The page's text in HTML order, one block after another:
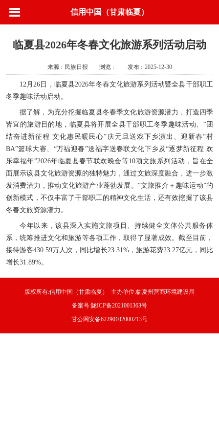
信用中国（甘肃临夏）
临夏县2026年冬春文化旅游系列活动启动
来源 : 民族日报 浏览 : 发布 : 2025-12-30
12月26日，临夏县2026年冬春文化旅游系列活动暨全县干部职工
冬季趣味活动启动。
据了解，为充分挖掘临夏县冬春季文化旅游资源潜力，打造四季
皆宜的旅游目的地，临夏县将开展全县干部职工冬季趣味活动、“团
结奋进新征程 文化惠民暖民心”庆元旦送戏下乡演出、迎新春“村
BA”篮球大赛、“万福迎春”送福字送春联文化下乡及“逐梦新征程 欢
乐幸福年”2026年临夏县春节联欢晚会等10项文旅系列活动，旨在全
面展示该县文化旅游资源的独特魅力，通过文旅深度融合，进一步激
发消费潜力，推动文化旅游产业蓬勃发展。“文旅推介＋趣味运动”的
创新模式，不仅丰富了干部职工的精神文化生活，还有效挖掘了该县
冬春文旅资源潜力。
今年以来，该县深入实施文旅项目、持续健全文体公共服务体
系，统筹推进文化和旅游等各项工作，取得了显著成效。截至目前，
接待游客430.59万人次，同比增长23.31%，旅游花费23.27亿元，同比
增长31.89%。
版权所有:信用中国（甘肃临夏） 主办单位:临夏州营商环境建设局
备案号:陇ICP备2021001363号
甘公网安备62290102000213号